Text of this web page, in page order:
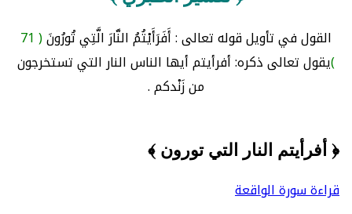
القول في تأويل قوله تعالى : أَفَرَأَيْتُمُ النَّارَ الَّتِي تُورُونَ ( 71
)يقول تعالى ذكره: أفرأيتم أيها الناس النار التي تستخرجون
من زَنْدكم .
﴿ أفرأيتم النار التي تورون ﴾
قراءة سورة الواقعة